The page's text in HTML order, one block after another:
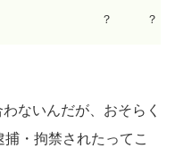
？ ？
ないんだが、おそらく
捕・拘禁されたってこ